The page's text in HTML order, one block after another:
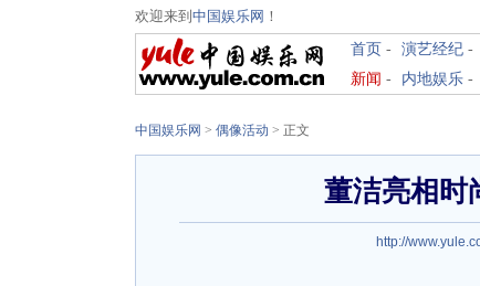
欢迎来到 中国娱乐网 ！
首页 - 演艺经纪 -
新闻 - 内地娱乐 -
中国娱乐网 > 偶像活动 > 正文
董洁亮相时
http://